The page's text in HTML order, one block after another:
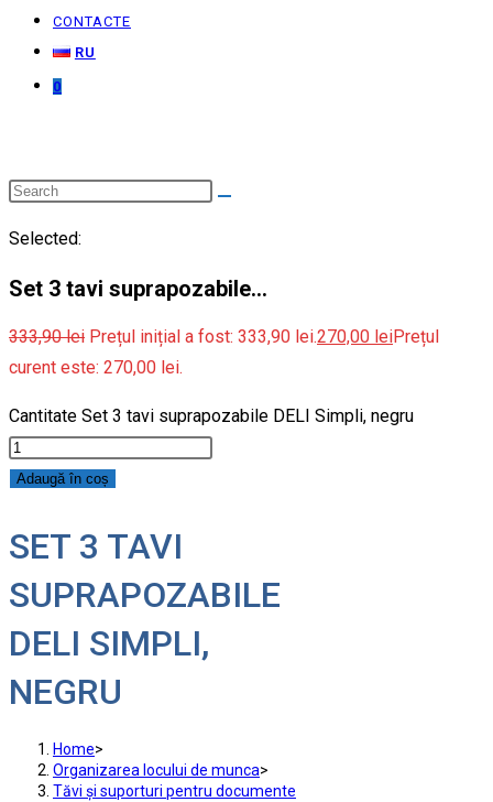
CONTACTE
RU
0
Selected:
Set 3 tavi suprapozabile…
333,90lei Prețul inițial a fost: 333,90 lei.270,00 leiPrețul
curent este: 270,00 lei.
Cantitate Set 3 tavi suprapozabile DELI Simpli, negru
Adaugă în coș
SET 3 TAVI
SUPRAPOZABILE
DELI SIMPLI,
NEGRU
Home>
Organizarea locului de munca>
Tăvi și suporturi pentru documente